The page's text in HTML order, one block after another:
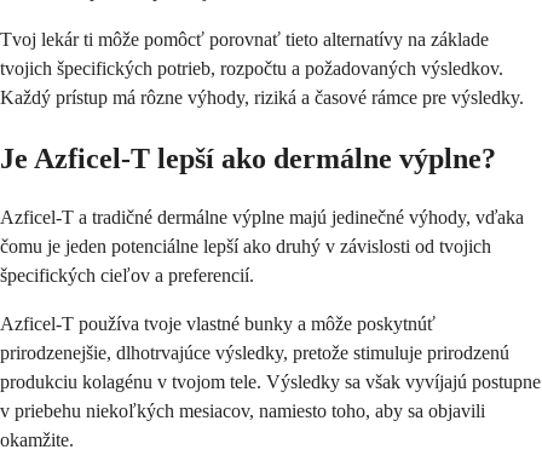
Tvoj lekár ti môže pomôcť porovnať tieto alternatívy na základe
tvojich špecifických potrieb, rozpočtu a požadovaných výsledkov.
Každý prístup má rôzne výhody, riziká a časové rámce pre výsledky.
Je Azficel-T lepší ako dermálne výplne?
Azficel-T a tradičné dermálne výplne majú jedinečné výhody, vďaka
čomu je jeden potenciálne lepší ako druhý v závislosti od tvojich
špecifických cieľov a preferencií.
Azficel-T používa tvoje vlastné bunky a môže poskytnúť
prirodzenejšie, dlhotrvajúce výsledky, pretože stimuluje prirodzenú
produkciu kolagénu v tvojom tele. Výsledky sa však vyvíjajú postupne
v priebehu niekoľkých mesiacov, namiesto toho, aby sa objavili
okamžite.